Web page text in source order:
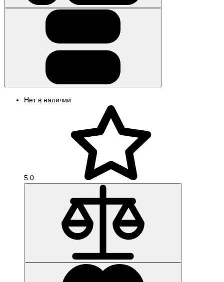
Нет в наличии
5.0